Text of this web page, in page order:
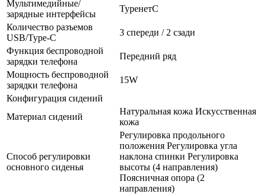
Мультимедийные/
зарядные интерфейсы
TypeнетC
Количество разъемов
USB/Type-C
3 спереди / 2 сзади
Функция беспроводной
зарядки телефона
Передний ряд
Мощность беспроводной
зарядки телефона
15W
Конфигурация сидений
Материал сидений
Натуральная кожа Искусственная
кожа
Способ регулировки
основного сиденья
Регулировка продольного
положения Регулировка угла
наклона спинки Регулировка
высоты (4 направления)
Поясничная опора (2
направления)